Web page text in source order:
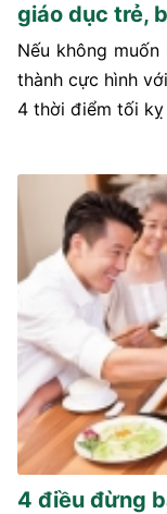
giáo dục trẻ,
Nếu không
thành cực hình
4 thời điểm tối kỵ
4 điều đừng